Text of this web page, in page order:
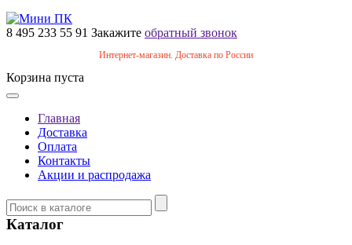
8 495 233 55 91 Закажите обратный звонок
Интернет-магазин. Доставка по России
Корзина пуста
Главная
Доставка
Оплата
Контакты
Акции и распродажа
Каталог